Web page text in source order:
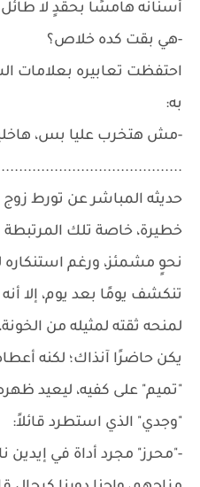
أسنانه هامسًا بحقدٍ لا طائل
-هي بقت كده خلاص؟
احتفظت تعابيره بعلامات
به:
-مش هتخرب عليا بس،
حديثه المباشر عن تورط
خطيرة، خاصة تلك المرتبطة
نحوٍ مشمئز، ورغم
تنكشف يومًا بعد يوم، إلا
لمنحه ثقته لمثيله من
يكن حاضرًا آنذاك؛ لكنه
"تميم" على كفيه، ليعيد
"وجدي" الذي استطرد قائلاً:
-"محرز" مجرد أداة في إيدين